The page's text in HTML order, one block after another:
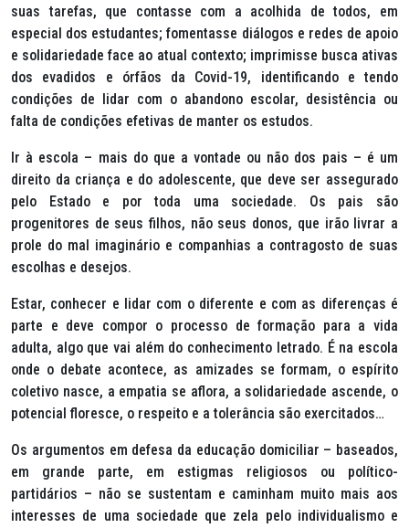
suas tarefas, que contasse com a acolhida de todos, em
especial dos estudantes; fomentasse diálogos e redes de apoio
e solidariedade face ao atual contexto; imprimisse busca ativas
dos evadidos e órfãos da Covid-19, identificando e tendo
condições de lidar com o abandono escolar, desistência ou
falta de condições efetivas de manter os estudos.
Ir à escola – mais do que a vontade ou não dos pais – é um
direito da criança e do adolescente, que deve ser assegurado
pelo Estado e por toda uma sociedade. Os pais são
progenitores de seus filhos, não seus donos, que irão livrar a
prole do mal imaginário e companhias a contragosto de suas
escolhas e desejos.
Estar, conhecer e lidar com o diferente e com as diferenças é
parte e deve compor o processo de formação para a vida
adulta, algo que vai além do conhecimento letrado. É na escola
onde o debate acontece, as amizades se formam, o espírito
coletivo nasce, a empatia se aflora, a solidariedade ascende, o
potencial floresce, o respeito e a tolerância são exercitados…
Os argumentos em defesa da educação domiciliar – baseados,
em grande parte, em estigmas religiosos ou político-
partidários – não se sustentam e caminham muito mais aos
interesses de uma sociedade que zela pelo individualismo e